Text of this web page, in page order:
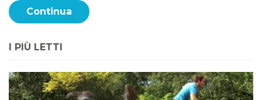
Continua
I PIÙ LETTI